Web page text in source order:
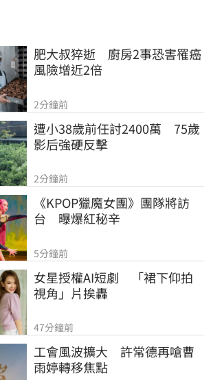
肥大叔猝逝　廚房2事恐害罹癌
風險增近2倍
2分鐘前
遭小38歲前任討2400萬　75歲
影后強硬反擊
2分鐘前
《KPOP獵魔女團》團隊將訪
台　曝爆紅秘辛
5分鐘前
女星授權AI短劇　「裙下仰拍
視角」片挨轟
47分鐘前
工會風波擴大　許常德再嗆曹
雨婷轉移焦點